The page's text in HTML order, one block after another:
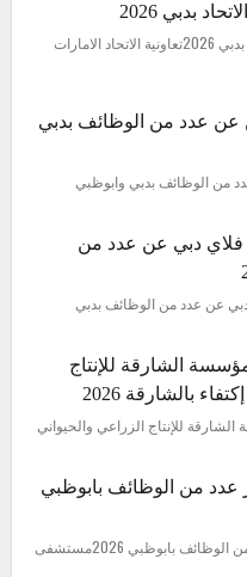
بدبي 2026
وظيفة في تعاونية الاتحاد بدبي 2026تعاونية الاتحاد الامارات
عن عدد من الوظائف بدبي
من الوظائف بدبي وابوظبي
دبي عن عدد من
عن عدد من الوظائف بدبي
الشارقة للإنتاج
بالشارقة 2026
للإنتاج الزراعي والحيواني
من الوظائف بابوظبي
مستشفى ريم توفر عدد من الوظائف بابوظبي 2026مستشفى